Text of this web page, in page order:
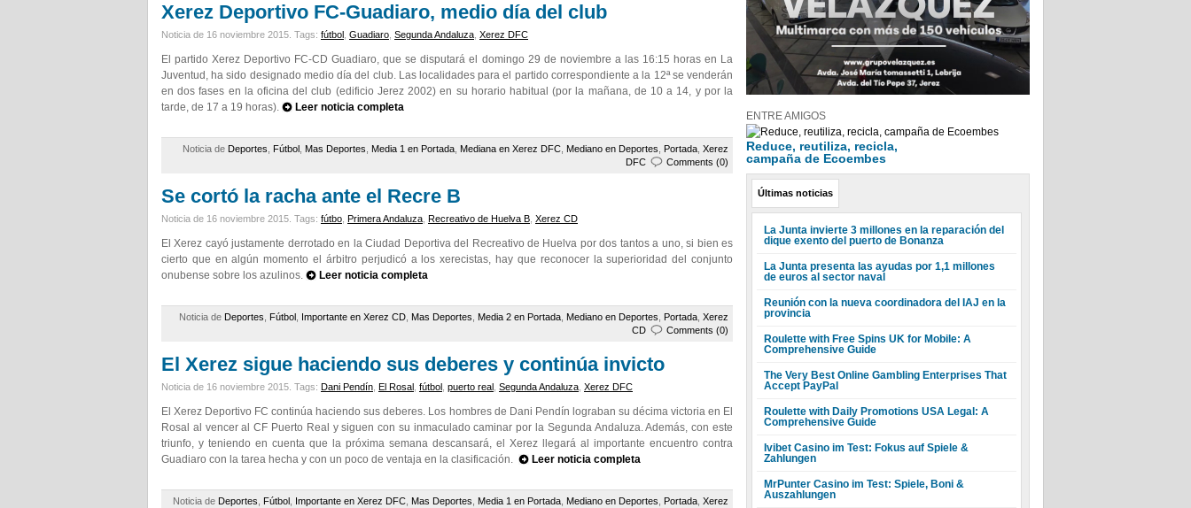
Xerez Deportivo FC-Guadiaro, medio día del club
Noticia de 16 noviembre 2015. Tags: fútbol Guadiaro Segunda Andaluza Xerez DFC
El partido Xerez Deportivo FC-CD Guadiaro, que se disputará el domingo 29 de noviembre a las 16:15 horas en La
Juventud, ha sido designado medio día del club. Las localidades para el partido correspondiente a la 12ª se venderán
en dos fases en la oficina del club (edificio Jerez 2002) en su horario habitual (por la mañana, de 10 a 14, y por la
tarde, de 17 a 19 horas).
Leer noticia completa
Noticia de Deportes Fútbol Mas Deportes Media 1 en Portada Mediana en Xerez DFC Mediano en Deportes Portada Xerez
DFC
Comments (0)
Se cortó la racha ante el Recre B
Noticia de 16 noviembre 2015. Tags: fútbo Primera Andaluza Recreativo de Huelva B Xerez CD
El Xerez cayó justamente derrotado en la Ciudad Deportiva del Recreativo de Huelva por dos tantos a uno, si bien es
cierto que en algún momento el árbitro perjudicó a los xerecistas, hay que reconocer la superioridad del conjunto
onubense sobre los azulinos.
Leer noticia completa
Noticia de Deportes Fútbol Importante en Xerez CD Mas Deportes Media 2 en Portada Mediano en Deportes Portada Xerez
CD
Comments (0)
El Xerez sigue haciendo sus deberes y continúa invicto
Noticia de 16 noviembre 2015. Tags: Dani Pendín El Rosal fútbol puerto real Segunda Andaluza Xerez DFC
El Xerez Deportivo FC continúa haciendo sus deberes. Los hombres de Dani Pendín lograban su décima victoria en El
Rosal al vencer al CF Puerto Real y siguen con su inmaculado caminar por la Segunda Andaluza. Además, con este
triunfo, y teniendo en cuenta que la próxima semana descansará, el Xerez llegará al importante encuentro contra
Guadiaro con la tarea hecha y con un poco de ventaja en la clasificación.
Leer noticia completa
Noticia de Deportes Fútbol Importante en Xerez DFC Mas Deportes Media 1 en Portada Mediano en Deportes Portada Xerez
ENTRE AMIGOS
Reduce, reutiliza, recicla,
campaña de Ecoembes
Últimas noticias
La Junta invierte 3 millones en la reparación del
dique exento del puerto de Bonanza
La Junta presenta las ayudas por 1,1 millones
de euros al sector naval
Reunión con la nueva coordinadora del IAJ en la
provincia
Roulette with Free Spins UK for Mobile: A
Comprehensive Guide
The Very Best Online Gambling Enterprises That
Accept PayPal
Roulette with Daily Promotions USA Legal: A
Comprehensive Guide
Ivibet Casino im Test: Fokus auf Spiele &
Zahlungen
MrPunter Casino im Test: Spiele, Boni &
Auszahlungen